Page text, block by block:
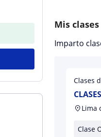
Mis clases
Imparto
Clases
Lima
Clase